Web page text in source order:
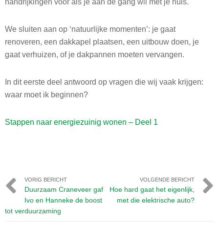
We sluiten aan op ‘natuurlijke momenten’: je gaat
renoveren, een dakkapel plaatsen, een uitbouw doen, je
gaat verhuizen, of je dakpannen moeten vervangen.
In dit eerste deel antwoord op vragen die wij vaak krijgen:
waar moet ik beginnen?
Stappen naar energiezuinig wonen – Deel 1
VORIG BERICHT
Duurzaam Craneveer gaf
Ivo en Hanneke de boost
tot verduurzaming
VOLGENDE BERICHT
Hoe hard gaat het eigenlijk,
met die elektrische auto?